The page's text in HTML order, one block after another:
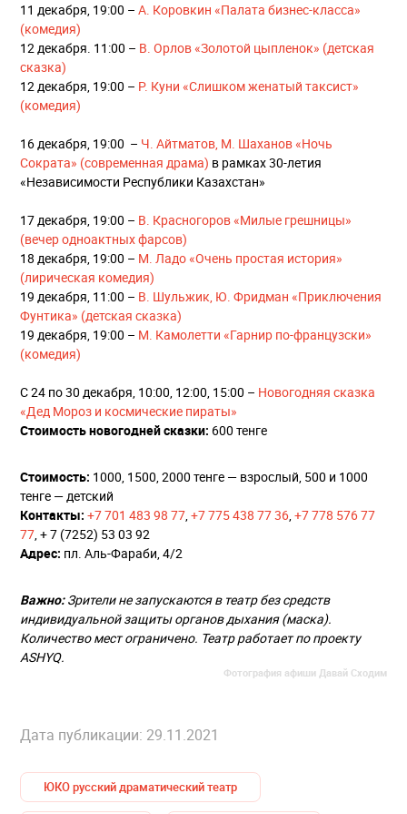
11 декабря, 19:00 – А. Коровкин «Палата бизнес-класса»
(комедия)
12 декабря. 11:00 – В. Орлов «Золотой цыпленок» (детская
сказка)
12 декабря, 19:00 – Р. Куни «Слишком женатый таксист»
(комедия)
16 декабря, 19:00 – Ч. Айтматов, М. Шаханов «Ночь
Сократа» (современная драма) в рамках 30-летия
«Независимости Республики Казахстан»
17 декабря, 19:00 – В. Красногоров «Милые грешницы»
(вечер одноактных фарсов)
18 декабря, 19:00 – М. Ладо «Очень простая история»
(лирическая комедия)
19 декабря, 11:00 – В. Шульжик, Ю. Фридман «Приключения
Фунтика» (детская сказка)
19 декабря, 19:00 – М. Камолетти «Гарнир по-французски»
(комедия)
С 24 по 30 декабря, 10:00, 12:00, 15:00 – Новогодняя сказка
«Дед Мороз и космические пираты»
Стоимость новогодней сказки: 600 тенге
Стоимость: 1000, 1500, 2000 тенге — взрослый, 500 и 1000
тенге — детский
Контакты: +7 701 483 98 77,+7 775 438 77 36,+7 778 576 77
77, + 7 (7252) 53 03 92
Адрес: пл. Аль-Фараби, 4/2
Важно:Зрители не запускаются в театр без средств
индивидуальной защиты органов дыхания (маска).
Количество мест ограничено. Театр работает по проекту
ASHYQ.
Фотография афиши Давай Сходим
Дата публикации: 29.11.2021
ЮКО русский драматический театр